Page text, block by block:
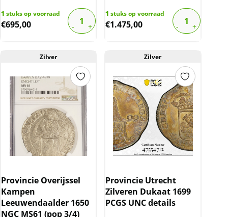
1 stuks op voorraad
€695,00
1 stuks op voorraad
€1.475,00
Zilver
Provincie Overijssel
Kampen
Leeuwendaalder 1650
NGC MS61 (pop 3/4)
Zilver
Provincie Utrecht
Zilveren Dukaat 1699
PCGS UNC details